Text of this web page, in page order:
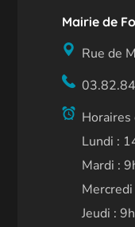
Mairie de
Rue de
Lundi :
Mardi :
Jeudi :